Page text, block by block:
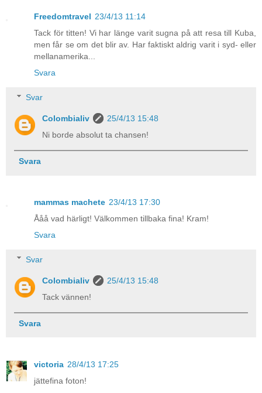
Freedomtravel 23/4/13 11:14
Tack för titten! Vi har länge varit sugna på att resa till Kuba,
men får se om det blir av. Har faktiskt aldrig varit i syd- eller
mellanamerika...
Svara
Svar
Colombialiv
25/4/13 15:48
Ni borde absolut ta chansen!
Svara
mammas machete 23/4/13 17:30
Ååå vad härligt! Välkommen tillbaka fina! Kram!
Svara
Svar
Colombialiv
25/4/13 15:48
Tack vännen!
Svara
victoria 28/4/13 17:25
jättefina foton!